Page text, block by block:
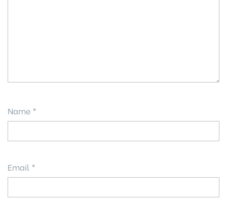
Name *
Email *